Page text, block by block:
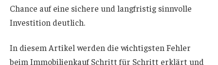
Chance auf eine sichere und langfristig sinnvolle
Investition deutlich.
In diesem Artikel werden die wichtigsten Fehler
beim Immobilienkauf Schritt für Schritt erklärt und